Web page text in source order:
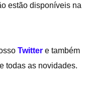
estão disponíveis na
Twitter e também
todas as novidades.